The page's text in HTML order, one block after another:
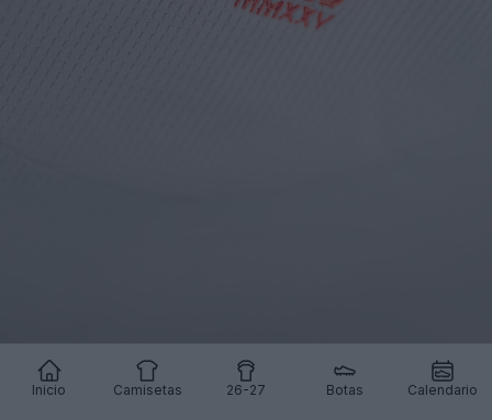
Inicio Camisetas 26-27 Botas Calendario
Echa un vistazo a las camisetas clásicas del Mainz en